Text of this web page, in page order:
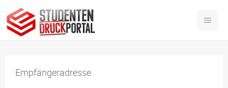
Empfängeradresse